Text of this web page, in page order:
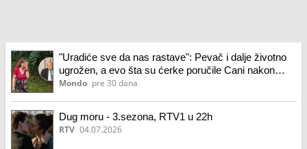
"Uradiće sve da nas rastave": Pevač i dalje životno
ugrožen, a evo šta su ćerke poručile Cani nakon
tuče u bolnici
Mondo pre 30 dana
Dug moru - 3.sezona, RTV1 u 22h
RTV 04.07.2026